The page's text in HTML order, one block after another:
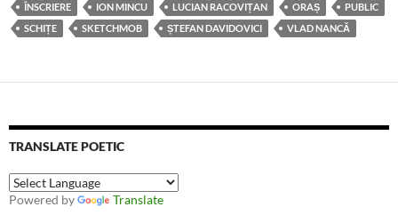
ÎNSCRIERE
ION MINCU LUCIAN RACOVIȚAN ORAȘ
PUBLIC
SCHIȚE
SKETCHMOB ȘTEFAN DAVIDOVICI VLAD NANCĂ
TRANSLATE POETIC
Powered by Translate